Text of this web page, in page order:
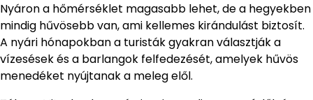
Nyáron a hőmérséklet magasabb lehet, de a hegyekben
mindig hűvösebb van, ami kellemes kirándulást biztosít.
A nyári hónapokban a turisták gyakran választják a
vízesések és a barlangok felfedezését, amelyek hűvös
menedéket nyújtanak a meleg elől.